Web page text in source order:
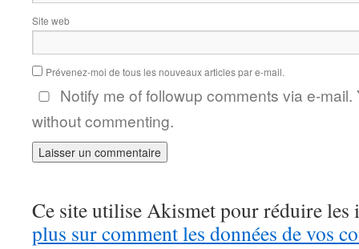
Site web
Prévenez-moi de tous les nouveaux articles par e-mail.
Notify me of followup comments via e-
without commenting.
Ce site utilise Akismet pour réduire les
plus sur comment les données de vos